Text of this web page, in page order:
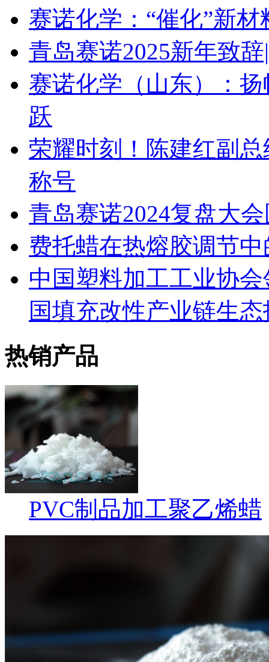
赛诺化学：“催化”新
青岛赛诺2025新年致
赛诺化学（山东）：
跃
荣耀时刻！陈建红副
称号
青岛赛诺2024复盘大
费托蜡在热熔胶调节
中国塑料加工工业协
国填充改性产业链生
热销产品
PVC制品加工聚乙烯蜡